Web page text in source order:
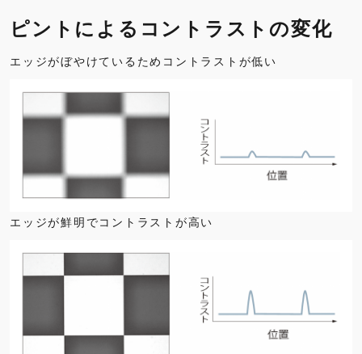
ピントによるコントラストの変化
エッジがぼやけているためコントラストが低い
エッジが鮮明でコントラストが高い